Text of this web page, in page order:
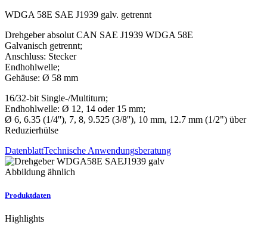
WDGA 58E SAE J1939 galv. getrennt
Drehgeber absolut CAN SAE J1939 WDGA 58E
Galvanisch getrennt;
Anschluss: Stecker
Endhohlwelle;
Gehäuse: Ø 58 mm
16/32-bit Single-/Multiturn;
Endhohlwelle: Ø 12, 14 oder 15 mm;
Ø 6, 6.35 (1/4''), 7, 8, 9.525 (3/8''), 10 mm, 12.7 mm (1/2") über
Reduzierhülse
DatenblattTechnische Anwendungsberatung
Abbildung ähnlich
Produktdaten
Highlights